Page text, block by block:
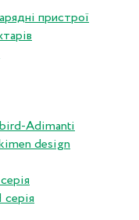
пристрої
Adimanti
design